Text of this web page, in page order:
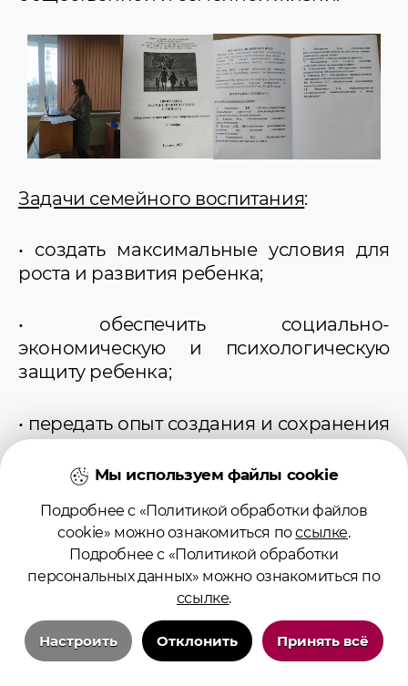
Задачи семейного воспитания:
• создать максимальные условия для
роста и развития ребенка;
• обеспечить социально-
экономическую и психологическую
защиту ребенка;
• передать опыт создания и сохранения
семьи, воспитания в ней детей и
отношения к старшим;
• научить детей полезным прикладным
навыкам и умениям, направленным на
самообслуживание и помощь близким;
• воспитать чувство собственного
достоинства, ценности собственного
«я».
Мы используем файлы cookie
Подробнее с «Политикой обработки файлов
cookie» можно ознакомиться поссылке.
Подробнее с «Политикой обработки
персональных данных» можно ознакомиться по
ссылке.
Настроить Отклонить Принять всё